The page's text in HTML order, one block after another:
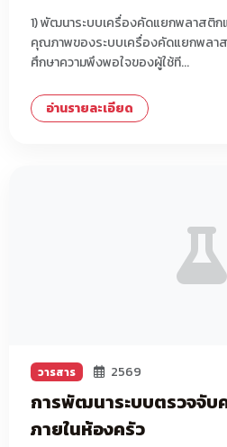
1) พัฒนาระบบเครื่องคัดแยกพลาสติก
คุณภาพของระบบเครื่องคัดแยกพลา
ศึกษาความพึงพอใจของผู้ใช้ที...
อ่านรายละเอียด
วารสาร 2569
การพัฒนาระบบตรวจจับ
ภายในห้องครัว